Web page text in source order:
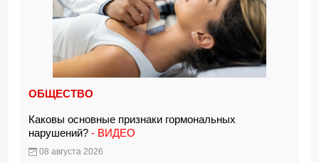
ОБЩЕСТВО
Каковы основные признаки гормональных
нарушений? - ВИДЕО
08 августа 2026